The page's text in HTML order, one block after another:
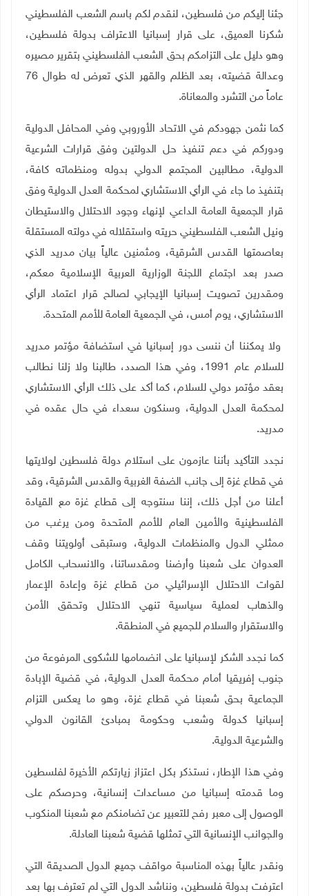
جئنا إليكم من فلسطين، لنقدم لكم باسم الشعب الفلسطيني
شكرنا العميق، على قرار إسبانيا الاعتراف بدولة فلسطين،
وهو دليل على التزامكم بحق الشعب الفلسطيني بتقرير مصيره
وعدالة قضيته، بعد الظلم والقهر الذي تعرض له طوال 76
عاماً من التشرد والمعاناة.
كما نثمن جهودكم في الاتحاد الأوروبي وفي المحافل الدولية
ودوركم في دعم تنفيذ حل الدولتين وفق قرارات الشرعية
الدولية، مطالبين المجتمع الدولي بدوله ومنظماته كافة،
بتنفيذ ما جاء في الرأي الاستشاري لمحكمة العدل الدولية وفق
قرار الجمعية العامة الداعي لإنهاء وجود الاحتلال والاستيطان
ونيل الشعب الفلسطيني حريته واستقلاله في دولته المستقلة
بعاصمتها القدس الشرقية، ومثمنين عالياً بيان مدريد الذي
صدر بعد اجتماع اللجنة الوزارية العربية الإسلامية معكم،
ومقدرين تصويت إسبانيا الإيجابي لصالح قرار اعتماد الرأي
الاستشاري، يوم أمس، في الجمعية العامة للأمم المتحدة.
ولا يمكننا أن ننسى دور إسبانيا في استضافة مؤتمر مدريد
للسلام عام 1991، وفي هذا الصدد، طالبنا ولا زلنا نطالب
بعقد مؤتمر دولي للسلام، كما أكد على ذلك الرأي الاستشاري
لمحكمة العدل الدولية، وسنكون سعداء في حال عقده في
مدريد.
نجدد التأكيد بأننا عازمون على استلام دولة فلسطين لولايتها
في قطاع غزة إلى جانب الضفة الغربية والقدس الشرقية، وقد
أعلنا من أجل ذلك، إننا سنتوجه إلى قطاع غزة مع القيادة
الفلسطينية والأمين العام للأمم المتحدة ومن يرغب من
ممثلي الدول والمنظمات الدولية، وستبقى أولويتنا وقف
العدوان على شعبنا وأرضنا ومقدساتنا، والانسحاب الكامل
لقوات الاحتلال الإسرائيلي من قطاع غزة وإعادة الإعمار
والذهاب لعملية سياسية تنهي الاحتلال وتحقق الأمن
والاستقرار والسلام للجميع في المنطقة.
كما نجدد الشكر لإسبانيا على انضمامها للشكوى المرفوعة من
جنوب إفريقيا أمام محكمة العدل الدولية، في قضية الإبادة
الجماعية بحق شعبنا في قطاع غزة، وهو ما يعكس التزام
إسبانيا كدولة وشعب وحكومة بمبادئ القانون الدولي
والشرعية الدولية.
وفي هذا الإطار، نستذكر بكل اعتزاز زيارتكم الأخيرة لفلسطين
وما قدمته إسبانيا من مساعدات إنسانية، وحرصكم على
الوصول إلى معبر رفح للتعبير عن تضامنكم مع شعبنا المنكوب
والجوانب الإنسانية التي تمثلها قضية شعبنا العادلة.
ونقدر عالياً بهذه المناسبة مواقف جميع الدول الصديقة التي
اعترفت بدولة فلسطين، ونناشد الدول التي لم تعترف بها بعد